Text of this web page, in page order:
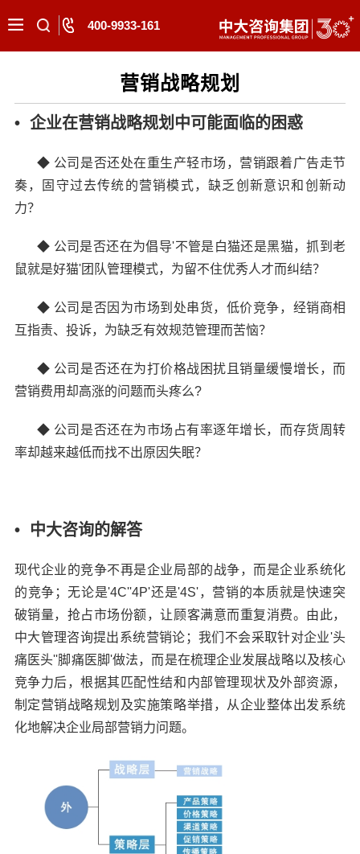
400-9933-161
营销战略规划
• 企业在营销战略规划中可能面临的困惑
◆ 公司是否还处在重生产轻市场，营销跟着广告走节
奏，固守过去传统的营销模式，缺乏创新意识和创新动
力？
◆ 公司是否还在为倡导'不管是白猫还是黑猫，抓到老
鼠就是好猫'团队管理模式，为留不住优秀人才而纠结？
◆ 公司是否因为市场到处串货，低价竞争，经销商相
互指责、投诉，为缺乏有效规范管理而苦恼？
◆ 公司是否还在为打价格战困扰且销量缓慢增长，而
营销费用却高涨的问题而头疼么?
◆ 公司是否还在为市场占有率逐年增长，而存货周转
率却越来越低而找不出原因失眠？
• 中大咨询的解答
现代企业的竞争不再是企业局部的战争，而是企业系统化
的竞争；无论是'4C''4P'还是'4S'，营销的本质就是快速突
破销量，抢占市场份额，让顾客满意而重复消费。由此，
中大管理咨询提出系统营销论；我们不会采取针对企业'头
痛医头''脚痛医脚'做法，而是在梳理企业发展战略以及核心
竞争力后，根据其匹配性结和内部管理现状及外部资源，
制定营销战略规划及实施策略举措，从企业整体出发系统
化地解决企业局部营销力问题。